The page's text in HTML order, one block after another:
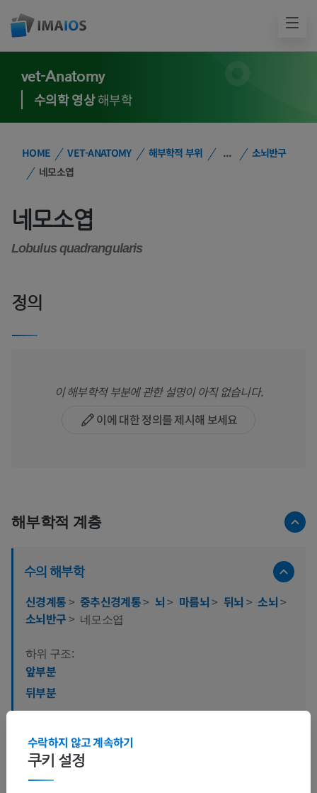
vet-Anatomy
수의학 영상해부학
HOME VET-ANATOMY 해부학적 부위 ...
소뇌반구
네모소엽
네모소엽
Lobulus quadrangularis
정의
이 해부학적 부분에 관한 설명이 아직 없습니다.
이에 대한 정의를 제시해 보세요
해부학적 계층
수의 해부학
신경계통> 중추신경계통> 뇌> 마름뇌> 뒤뇌 > 소뇌>
소뇌반구> 네모소엽
하위 구조:
앞부분
뒤부분
인간 비교 해부학
쿠키 설정
수락하지 않고 계속하기